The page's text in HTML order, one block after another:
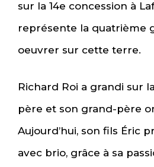
sur la 14e concession à
représente la quatrième
oeuvrer sur cette terre.
Richard Roi a grandi sur
père et son grand-père
Aujourd’hui, son fils Éric
avec brio, grâce à sa